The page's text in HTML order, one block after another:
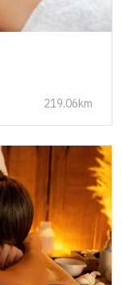
219.06km